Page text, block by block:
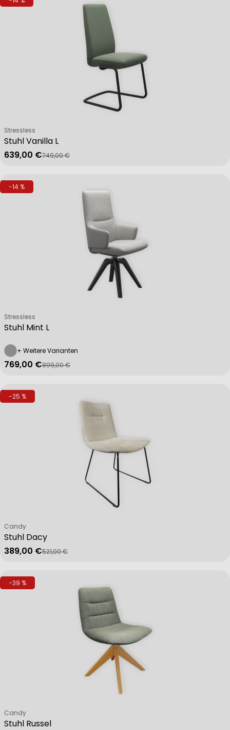
Stuhl Vanilla L
Verkäufer:
Stressless
Verkaufspreis
639,00 €
Regulärer Preis
749,00 €
-14 %
Stuhl Mint L
Verkäufer:
Stressless
+ Weitere Varianten
Verkaufspreis
769,00 €
Regulärer Preis
899,00 €
-25 %
Stuhl Dacy
Verkäufer:
Candy
Verkaufspreis
389,00 €
Regulärer Preis
521,00 €
-39 %
Stuhl Russel
Verkäufer:
Candy